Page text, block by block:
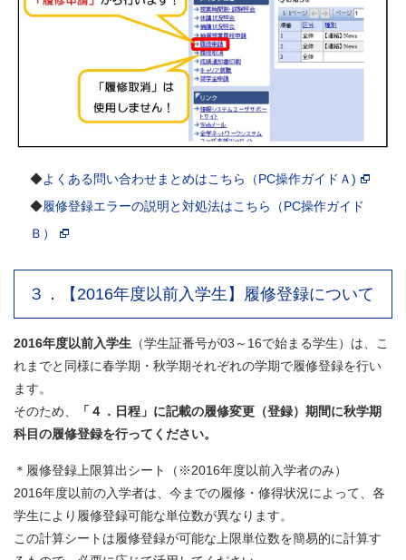
◆よくある問い合わせまとめはこちら（PC操作ガイドＡ)
◆履修登録エラーの説明と対処法はこちら（PC操作ガイド
Ｂ）
３．【2016年度以前入学生】履修登録について
2016年度以前入学生 （学生証番号が03～16で始まる学生）は、こ
れまでと同様に春学期・秋学期それぞれの学期で履修登録を行い
ます。
そのため、
「４．日程」に記載の履修変更（登録）期間に秋学期
科目の履修登録を行ってください。
＊履修登録上限算出シート（※2016年度以前入学者のみ）
2016年度以前の入学者は、今までの履修・修得状況によって、各
学生により履修登録可能な単位数が異なります。
この計算シートは履修登録が可能な上限単位数を簡易的に計算す